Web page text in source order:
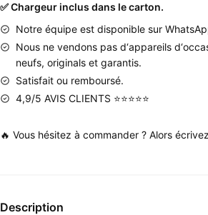
✅ Chargeur inclus dans le carton.
Notre équipe est disponible sur
Nous ne vendons pas d‘appareils d‘
neufs, originals et garantis.
Satisfait ou remboursé.
4,9/5 AVIS CLIENTS ⭐⭐⭐⭐⭐
🔥 Vous hésitez à commander ? Alors
Description